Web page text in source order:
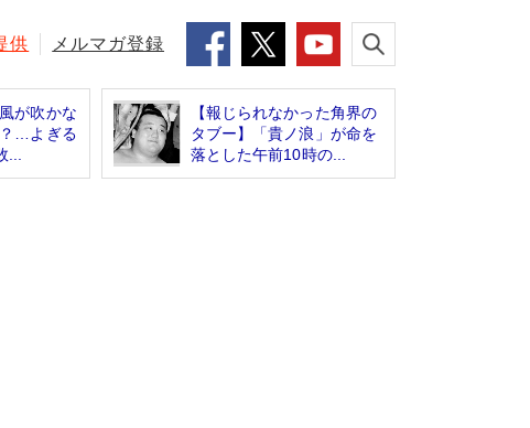
供 メルマガ登録
が吹かな
？…よぎる
【報じられなかった角界の
タブー】「貴ノ浪」が命を
落とした午前10時の...